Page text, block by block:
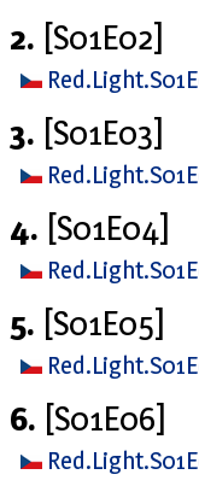
2. [S01E02]
3. [S01E03]
4. [S01E04]
5. [S01E05]
6. [S01E06]